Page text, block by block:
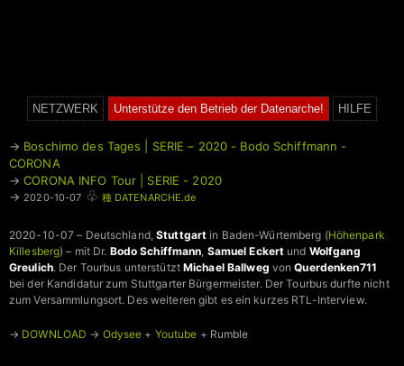
NETZWERK Unterstütze den Betrieb der Datenarche! HILFE
→ Boschimo des Tages | SERIE – 2020 - Bodo Schiffmann -
CORONA
→CORONA INFO Tour | SERIE - 2020
→ 2020-10-07 ♧ 種 DATENARCHE.de
2020-10-07 – Deutschland,Stuttgart in Baden-Würtemberg (Höhenpark
Killesberg) – mit Dr. Bodo Schiffmann, Samuel Eckert und Wolfgang
Greulich. Der Tourbus unterstützt Michael Ballweg vonQuerdenken711
bei der Kandidatur zum Stuttgarter Bürgermeister. Der Tourbus durfte nicht
zum Versammlungsort. Des weiteren gibt es ein kurzes RTL-Interview.
→ DOWNLOAD → Odysee + Youtube + Rumble